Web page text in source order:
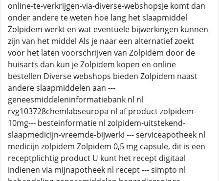
online-te-verkrijgen-via-diverse-webshopsJe komt dan
onder andere te weten hoe lang het slaapmiddel
Zolpidem werkt en wat eventuele bijwerkingen kunnen
zijn van het middel Als je naar een alternatief zoekt
voor het laten voorschrijven van Zolpidem door de
huisarts dan kun je Zolpidem kopen en online
bestellen Diverse webshops bieden Zolpidem naast
andere slaapmiddelen aan ---
geneesmiddeleninformatiebank nl nl
rvg103728chemlabseuropa nl af product zolpidem-
10mg--- besteinformatie nl zolpidem-uitstekend-
slaapmedicijn-vreemde-bijwerki --- serviceapotheek nl
medicijn zolpidem Zolpidem 0,5 mg capsule, dit is een
receptplichtig product U kunt het recept digitaal
indienen via mijnapotheek nl recept --- simpto nl